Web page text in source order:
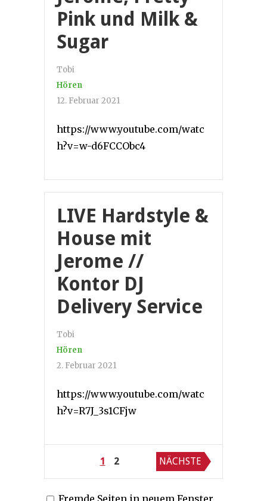
Pink und Milk &
Sugar
Tobi
Hören
12. Februar 2021
https://www.youtube.com/watc
h?v=w-d6FCCObc4
LIVE Hardstyle &
House mit
Jerome //
Kontor DJ
Delivery Service
Tobi
Hören
2. Februar 2021
https://www.youtube.com/watc
h?v=R7J_3s1CFjw
Seitennummerierung
der
1 2 NÄCHSTE